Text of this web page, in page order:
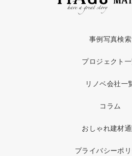
事例写真検索
プロジェクト
リノベ会社一
コラム
おしゃれ建材通
プライバシーポ